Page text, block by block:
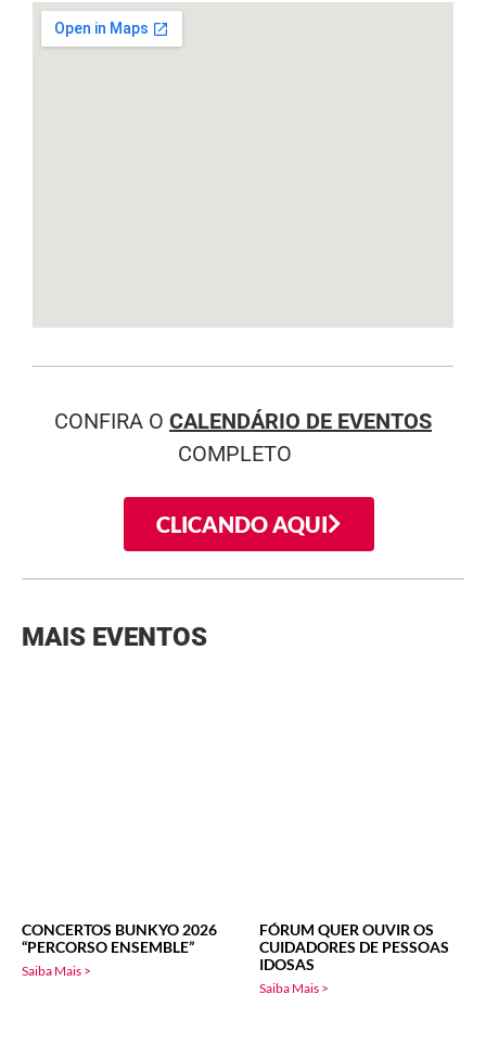
CONFIRA O CALENDÁRIO DE EVENTOS
COMPLETO
CLICANDO AQUI
MAIS EVENTOS
CONCERTOS BUNKYO 2026
“PERCORSO ENSEMBLE”
Saiba Mais >
FÓRUM QUER OUVIR OS
CUIDADORES DE PESSOAS
IDOSAS
Saiba Mais >